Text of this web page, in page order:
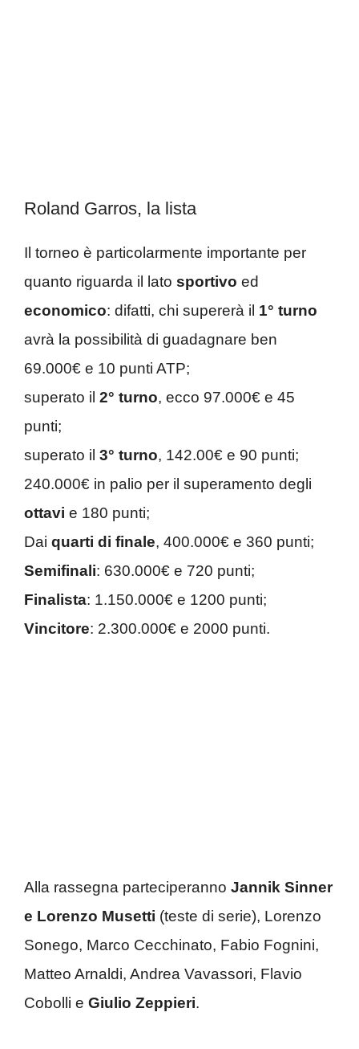
Roland Garros, la lista
Il torneo è particolarmente importante per
quanto riguarda il lato sportivo ed
economico: difatti, chi supererà il 1° turno
avrà la possibilità di guadagnare ben
69.000€ e 10 punti ATP;
superato il 2° turno, ecco 97.000€ e 45
punti;
superato il 3° turno, 142.00€ e 90 punti;
240.000€ in palio per il superamento degli
ottavi e 180 punti;
Dai quarti di finale, 400.000€ e 360 punti;
Semifinali: 630.000€ e 720 punti;
Finalista: 1.150.000€ e 1200 punti;
Vincitore: 2.300.000€ e 2000 punti.
Alla rassegna parteciperanno Jannik Sinner
e Lorenzo Musetti (teste di serie), Lorenzo
Sonego, Marco Cecchinato, Fabio Fognini,
Matteo Arnaldi, Andrea Vavassori, Flavio
Cobolli e Giulio Zeppieri.